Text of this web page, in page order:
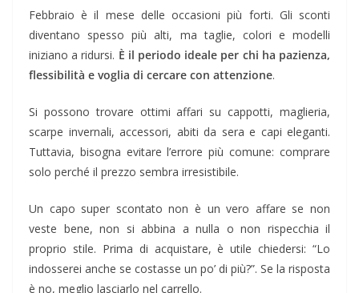
Febbraio è il mese delle occasioni più forti. Gli sconti
diventano spesso più alti, ma taglie, colori e modelli
iniziano a ridursi. È il periodo ideale per chi ha pazienza,
flessibilità e voglia di cercare con attenzione.
Si possono trovare ottimi affari su cappotti, maglieria,
scarpe invernali, accessori, abiti da sera e capi eleganti.
Tuttavia, bisogna evitare l’errore più comune: comprare
solo perché il prezzo sembra irresistibile.
Un capo super scontato non è un vero affare se non
veste bene, non si abbina a nulla o non rispecchia il
proprio stile. Prima di acquistare, è utile chiedersi: “Lo
indosserei anche se costasse un po’ di più?”. Se la risposta
è no, meglio lasciarlo nel carrello.